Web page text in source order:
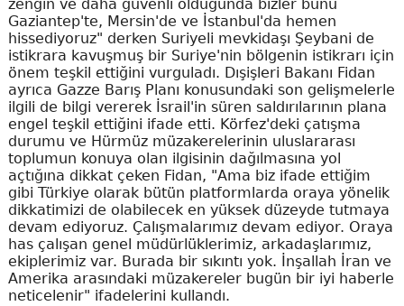
zengin ve daha güvenli olduğunda bizler bunu
Gaziantep'te, Mersin'de ve İstanbul'da hemen
hissediyoruz" derken Suriyeli mevkidaşı Şeybani de
istikrara kavuşmuş bir Suriye'nin bölgenin istikrarı için
önem teşkil ettiğini vurguladı. Dışişleri Bakanı Fidan
ayrıca Gazze Barış Planı konusundaki son gelişmelerle
ilgili de bilgi vererek İsrail'in süren saldırılarının plana
engel teşkil ettiğini ifade etti. Körfez'deki çatışma
durumu ve Hürmüz müzakerelerinin uluslararası
toplumun konuya olan ilgisinin dağılmasına yol
açtığına dikkat çeken Fidan, "Ama biz ifade ettiğim
gibi Türkiye olarak bütün platformlarda oraya yönelik
dikkatimizi de olabilecek en yüksek düzeyde tutmaya
devam ediyoruz. Çalışmalarımız devam ediyor. Oraya
has çalışan genel müdürlüklerimiz, arkadaşlarımız,
ekiplerimiz var. Burada bir sıkıntı yok. İnşallah İran ve
Amerika arasındaki müzakereler bugün bir iyi haberle
neticelenir" ifadelerini kullandı.